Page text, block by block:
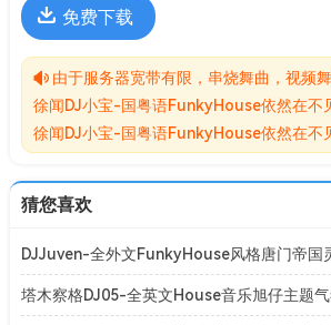
免费下载
由于服务器宽带有限，串烧舞曲，视频舞曲关闭在线播放功能,请转存
猜您喜欢
DJJuven-全外文FunkyHouse风格唐门帝国
[Mp3]
塔木察格DJ05-全英文House音乐旭仔主题